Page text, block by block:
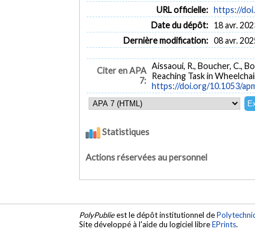
URL officielle: https://
Date du dépôt: 18 avr.
Dernière modification: 08 avr.
Citer en APA
7:
Aissaoui, R., Boucher, C.,
Reaching Task in
https://doi.org/10.1053/
Statistiques
Actions réservées au personnel
PolyPublieest le dépôt institutionnel de
Site développé à l'aide du logiciel libreEPrints.